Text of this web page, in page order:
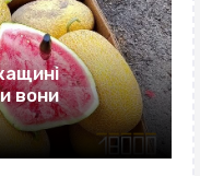
вони